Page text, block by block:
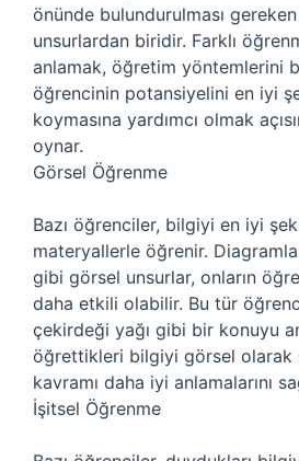
önünde bulundurulması
unsurlardan biridir. Farklı
anlamak, öğretim yöntemlerini
öğrencinin potansiyelini en iyi
koymasına yardımcı olmak
oynar.
Görsel Öğrenme
Bazı öğrenciler, bilgiyi en iyi
materyallerle öğrenir.
gibi görsel unsurlar, onların
daha etkili olabilir. Bu tür
çekirdeği yağı gibi bir konuyu
öğrettikleri bilgiyi görsel olarak
kavramı daha iyi anlamalarını
İşitsel Öğrenme